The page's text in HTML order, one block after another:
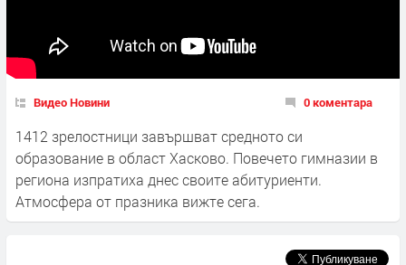
Видео Новини 0 коментара
1412 зрелостници завършват средното си
образование в област Хасково. Повечето гимназии в
региона изпратиха днес своите абитуриенти.
Атмосфера от празника вижте сега.